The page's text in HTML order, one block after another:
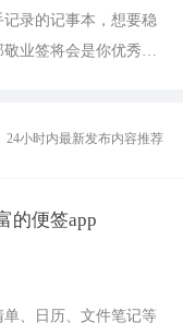
录的记事本，想要稳
业签将会是你优秀的
24小时内最新发布内容推荐
的便签app
、日历、文件笔记等